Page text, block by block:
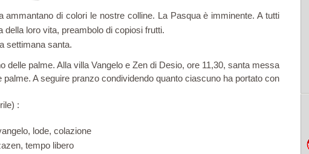
ammantano di colori le nostre colline. La Pasqua è imminente. A tutti
della loro vita, preambolo di copiosi frutti.
settimana santa.
delle palme. Alla villa Vangelo e Zen di Desio, ore 11,30, santa messa
palme. A seguire pranzo condividendo quanto ciascuno ha portato con
:
lode, colazione
tempo libero